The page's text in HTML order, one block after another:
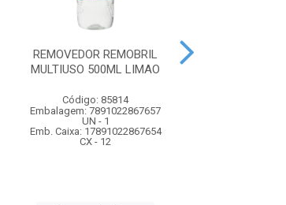
REMOVEDOR REMOBRIL
MULTIUSO 500ML LIMAO
Código: 85814
Embalagem: 7891022867657
UN - 1
Emb. Caixa: 17891022867654
CX - 12